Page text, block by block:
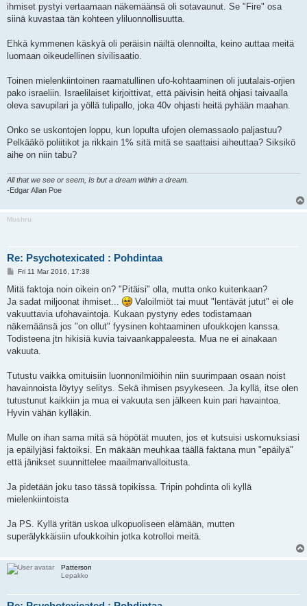
ihmiset pystyi vertaamaan näkemäänsä oli sotavaunut. Se "Fire" osa
siinä kuvastaa tän kohteen yliluonnollisuutta.
Ehkä kymmenen käskyä oli peräisin näiltä olennoilta, keino auttaa meitä
luomaan oikeudellinen sivilisaatio.
Toinen mielenkiintoinen raamatullinen ufo-kohtaaminen oli juutalais-orjien
pako israeliin. Israelilaiset kirjoittivat, että päivisin heitä ohjasi taivaalla
oleva savupilari ja yöllä tulipallo, joka 40v ohjasti heitä pyhään maahan.
Onko se uskontojen loppu, kun lopulta ufojen olemassaolo paljastuu?
Pelkääkö poliitikot ja rikkain 1% sitä mitä se saattaisi aiheuttaa? Siksikö
aihe on niin tabu?
All that we see or seem, Is but a dream within a dream.
-Edgar Allan Poe
Mushru
Re: Psychotexicated : Pohdintaa
P
s
Fri 11 Mar 2016, 17:38
Mitä faktoja noin oikein on? "Pitäisi" olla, mutta onko kuitenkaan?
Ja sadat miljoonat ihmiset...
Valoilmiöt tai muut "lentävät jutut" ei ole
vakuuttavia ufohavaintoja. Kukaan pystyny edes todistamaan
näkemäänsä jos "on ollut" fyysinen kohtaaminen ufoukkojen kanssa.
Todisteena jtn hikisiä kuvia taivaankappaleesta. Mua ne ei ainakaan
vakuuta.
Tutustu vaikka omituisiin luonnonilmiöihin niin suurimpaan osaan noist
havainnoista löytyy selitys. Sekä ihmisen psyykeseen. Ja kyllä, itse olen
tutustunut kaikkiin ja mua ei vakuuta sen jälkeen kuin pari havaintoa.
Hyvin vähän kylläkin.
Mulle on ihan sama mitä sä höpötät muuten, jos et kutsuisi uskomuksiasi
ja epäilyjäsi faktoiksi. En mäkään meuhkaa täällä faktana mun "epäilyä"
että jänikset suunnittelee maailmanvalloitusta.
Ja pidetään joku taso tässä topikissa. Tripin pohdinta oli kyllä
mielenkiintoista
Ja PS. Kyllä yritän uskoa ulkopuoliseen elämään, mutten
superälykkäisiin ufoukkoihin jotka kotrolloi meitä.
Patterson
Lepakko